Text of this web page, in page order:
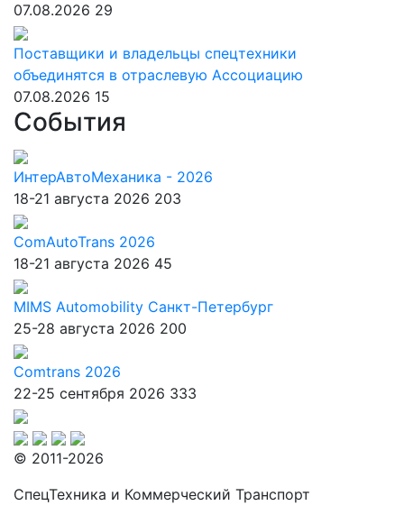
07.08.2026 29
Поставщики и владельцы спецтехники
объединятся в отраслевую Ассоциацию
07.08.2026 15
События
ИнтерАвтоМеханика - 2026
18-21 августа 2026 203
ComAutoTrans 2026
18-21 августа 2026 45
MIMS Automobility Санкт-Петербург
25-28 августа 2026 200
Comtrans 2026
22-25 сентября 2026 333
© 2011-2026
СпецТехника и Коммерческий Транспорт